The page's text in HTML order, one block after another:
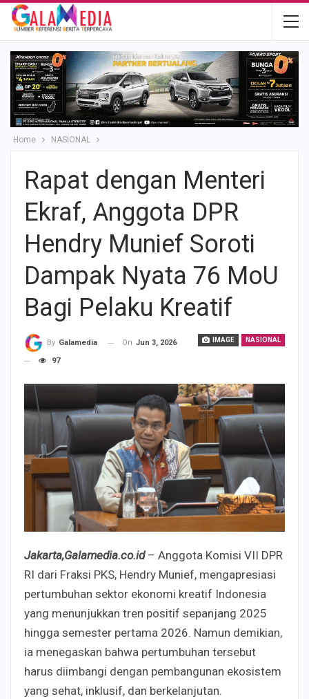
Home NASIONAL
Rapat dengan Menteri
Ekraf, Anggota DPR
Hendry Munief Soroti
Dampak Nyata 76 MoU
Bagi Pelaku Kreatif
IMAGE NASIONAL
By Galamedia On Jun 3, 2026
97
Jakarta,Galamedia.co.id– Anggota Komisi VII DPR
RI dari Fraksi PKS, Hendry Munief, mengapresiasi
pertumbuhan sektor ekonomi kreatif Indonesia
yang menunjukkan tren positif sepanjang 2025
hingga semester pertama 2026. Namun demikian,
ia menegaskan bahwa pertumbuhan tersebut
harus diimbangi dengan pembangunan ekosistem
yang sehat, inklusif, dan berkelanjutan.